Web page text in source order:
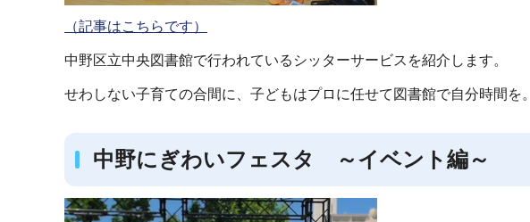
（記事はこちらです）
中野区立中央図書館で行われているシッターサービスを紹介します。
せわしない子育ての合間に、子どもはプロに任せて図書館で自分時間を。
中野にぎわいフェスタ ～イベント編～